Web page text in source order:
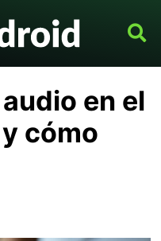
en el
cómo